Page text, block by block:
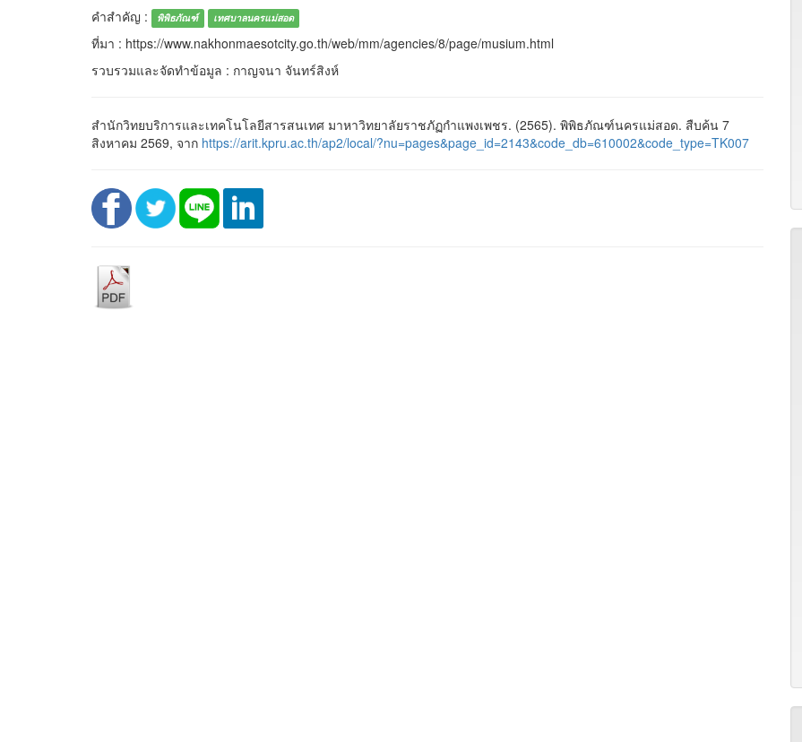
คำสำคัญ :
พิพิธภัณฑ์ เทศบาลนครแม่สอด
ที่มา : https://www.nakhonmaesotcity.go.th/web/mm/agencies/8/page/musium.html
รวบรวมและจัดทำข้อมูล : กาญจนา จันทร์สิงห์
สำนักวิทยบริการและเทคโนโลยีสารสนเทศ มาหาวิทยาลัยราชภัฏกำแพงเพชร. (2565). พิพิธภัณฑ์นครแม่สอด. สืบค้น 7
สิงหาคม 2569, จาก https://arit.kpru.ac.th/ap2/local/?nu=pages&page_id=2143&code_db=610002&code_type=TK007